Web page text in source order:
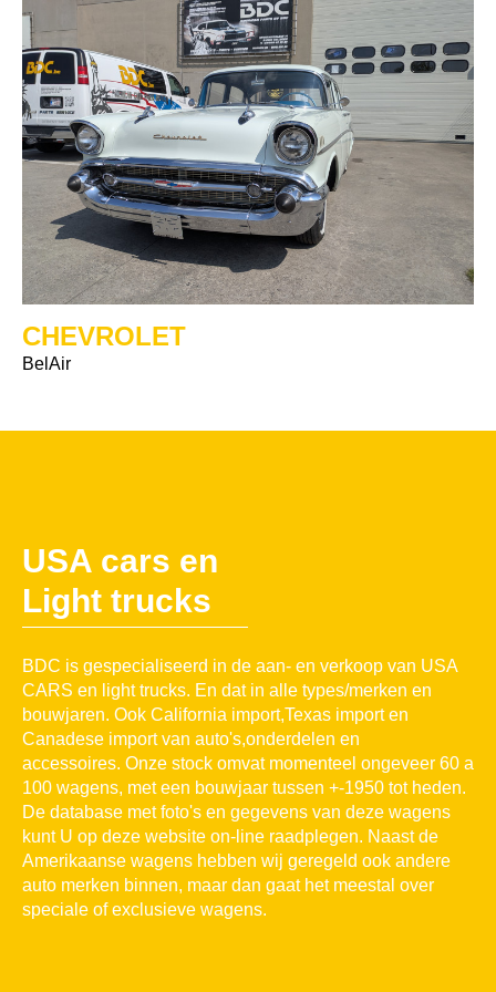
CHEVROLET
BelAir
USA cars en
Light trucks
BDC is gespecialiseerd in de aan- en verkoop van USA
CARS en light trucks. En dat in alle types/merken en
bouwjaren. Ook California import,Texas import en
Canadese import van auto's,onderdelen en
accessoires. Onze stock omvat momenteel ongeveer 60 a
100 wagens, met een bouwjaar tussen +-1950 tot heden.
De database met foto's en gegevens van deze wagens
kunt U op deze website on-line raadplegen. Naast de
Amerikaanse wagens hebben wij geregeld ook andere
auto merken binnen, maar dan gaat het meestal over
speciale of exclusieve wagens.